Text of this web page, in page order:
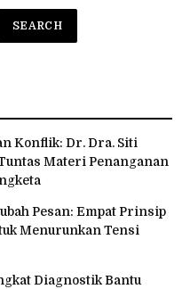
SEARCH
Konflik: Dr. Dra. Siti
Materi Penanganan
Pesan: Empat Prinsip
Menurunkan Tensi
Diagnostik Bantu